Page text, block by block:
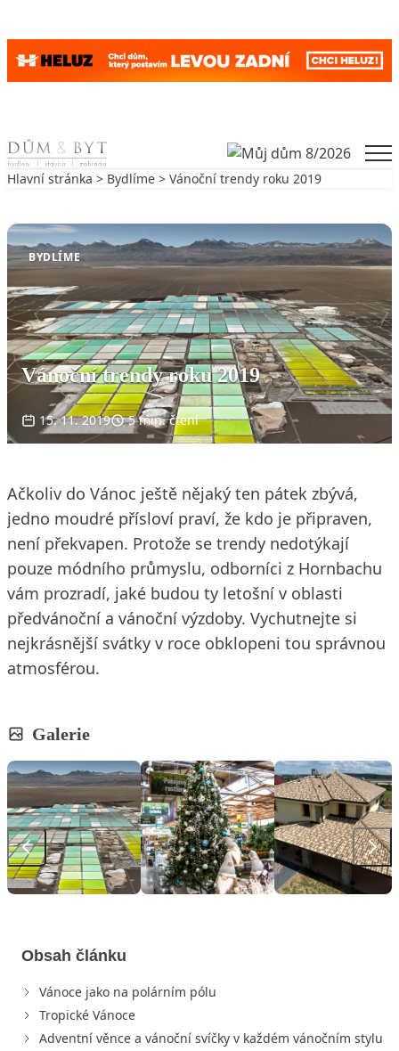
Skip to content
Hlavní stránka > Bydlíme > Vánoční trendy roku 2019
BYDLÍME
Vánoční trendy roku 2019
15. 11. 2019 5 min. čtení
Ačkoliv do Vánoc ještě nějaký ten pátek zbývá,
jedno moudré přísloví praví, že kdo je připraven,
není překvapen. Protože se trendy nedotýkají
pouze módního průmyslu, odborníci z Hornbachu
vám prozradí, jaké budou ty letošní v oblasti
předvánoční a vánoční výzdoby. Vychutnejte si
nejkrásnější svátky v roce obklopeni tou správnou
atmosférou.
Galerie
Obsah článku
Vánoce jako na polárním pólu
Tropické Vánoce
Adventní věnce a vánoční svíčky v každém vánočním stylu